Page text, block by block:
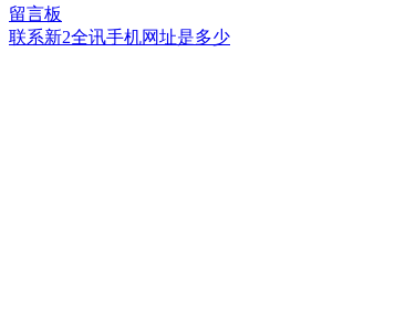
留言板
联系新2全讯手机网址是多少